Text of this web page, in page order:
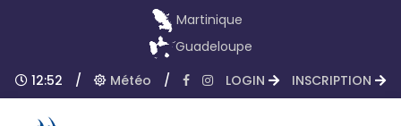
Martinique
Guadeloupe
12:52
/ Météo / LOGIN INSCRIPTION